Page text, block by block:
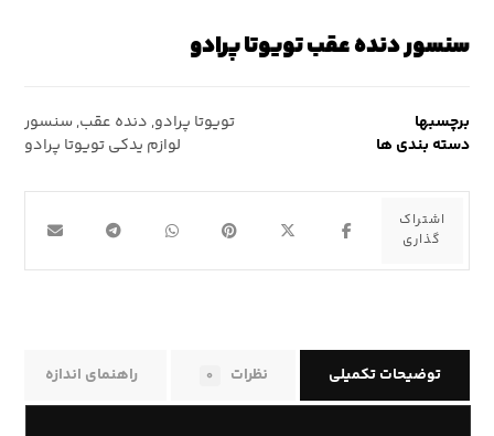
سنسور دنده عقب تویوتا پرادو
برچسبها تویوتا پرادو, دنده عقب,سنسور
دسته بندی ها
لوازم یدکی تویوتا پرادو
توضیحات تکمیلی نظرات ۰ راهنمای اندازه